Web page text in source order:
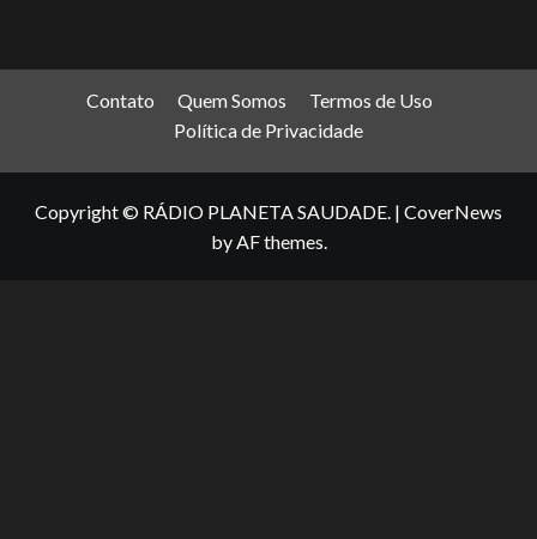
Contato Quem Somos
Termos de Uso
Política de Privacidade
Copyright © RÁDIO PLANETA SAUDADE. | CoverNews
by AF themes.